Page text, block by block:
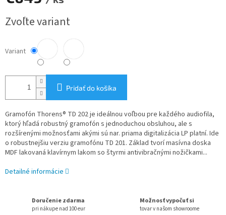
cena:
Zvoľte variant
Variant
Pridať do košíka
Gramofón Thorens® TD 202 je ideálnou voľbou pre každého audiofila,
ktorý hľadá robustný gramofón s jednoduchou obsluhou, ale s
rozšírenými možnosťami akými sú nar. priama digitalizácia LP platní. Ide
o robustnejšiu verziu gramofónu TD 201. Základ tvorí masívna doska
MDF lakovaná klavírnym lakom so štyrmi antivibračnými nožičkami...
Detailné informácie
Doručenie zdarma
pri nákupe nad 100 eur
Možnosť vypočuť si
tovar v našom showroome